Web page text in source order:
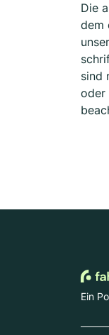
Die
dem
sind
oder
Ein